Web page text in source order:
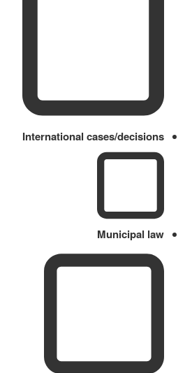
International cases/decisions
Municipal law